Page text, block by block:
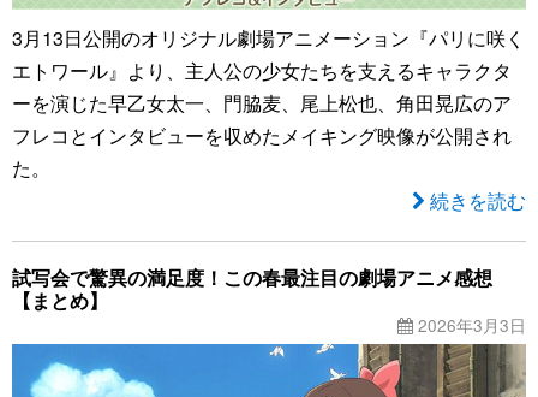
3月13日公開のオリジナル劇場アニメーション『パリに咲く
エトワール』より、主人公の少女たちを支えるキャラクタ
ーを演じた早乙女太一、門脇麦、尾上松也、角田晃広のア
フレコとインタビューを収めたメイキング映像が公開され
た。
続きを読む
試写会で驚異の満足度！この春最注目の劇場アニメ感想
【まとめ】
2026年3月3日